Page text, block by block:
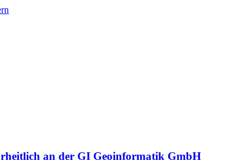
an der GI Geoinformatik GmbH